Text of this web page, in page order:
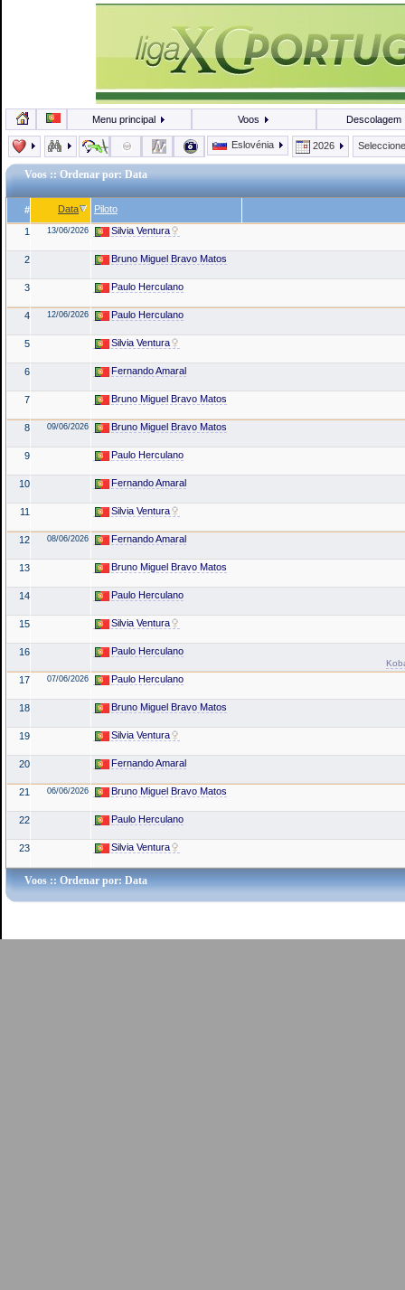
Menu principal Voos Descolagem
Eslovénia 2026
Voos :: Ordenar por: Data
# Data Piloto
1 13/06/2026 Silvia Ventura
2 Bruno Miguel Bravo Matos
3 Paulo Herculano
4 12/06/2026 Paulo Herculano
5 Silvia Ventura
6 Fernando Amaral
7 Bruno Miguel Bravo Matos
8 09/06/2026 Bruno Miguel Bravo Matos
9 Paulo Herculano
10 Fernando Amaral
11 Silvia Ventura
12 08/06/2026 Fernando Amaral
13 Bruno Miguel Bravo Matos
14 Paulo Herculano
15 Silvia Ventura
16 Paulo Herculano
17 07/06/2026 Paulo Herculano
18 Bruno Miguel Bravo Matos
19 Silvia Ventura
20 Fernando Amaral
21 06/06/2026 Bruno Miguel Bravo Matos
22 Paulo Herculano
23 Silvia Ventura
Voos :: Ordenar por: Data